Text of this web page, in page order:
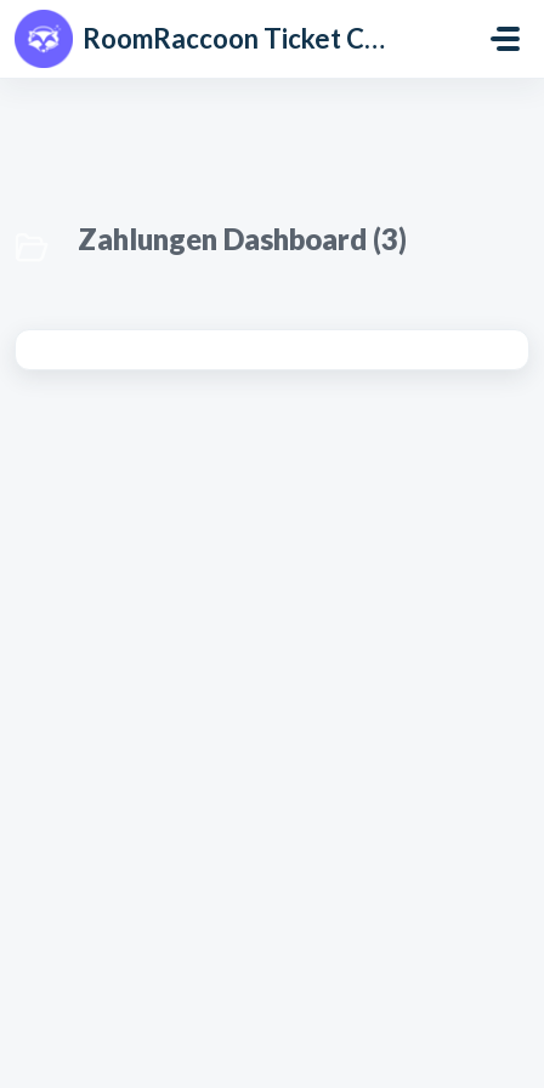
Zum hauptsächlichen Inhalt gehen
RoomRaccoon Ticket Centre
Zahlungen Dashboard (3)